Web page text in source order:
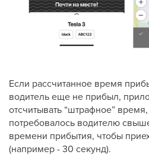
Если рассчитанное время
водитель еще не прибыл,
отсчитывать “штрафное”
потребовалось водителю
времени прибытия, чтобы
(например - 30 секунд).